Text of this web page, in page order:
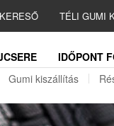
TÉLI GUMI
IDŐPONT
Gumi kiszállítás